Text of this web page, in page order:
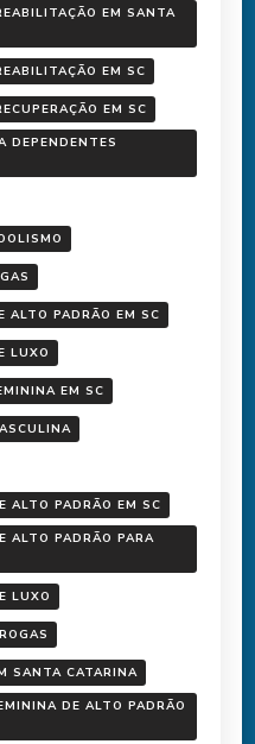
EM SANTA
EM SC
EM SC
DEPENDENTES
ALTO PADRÃO EM SC
LUXO
EM SC
ALTO PADRÃO EM SC
ALTO PADRÃO PARA
LUXO
SANTA CATARINA
DE ALTO PADRÃO